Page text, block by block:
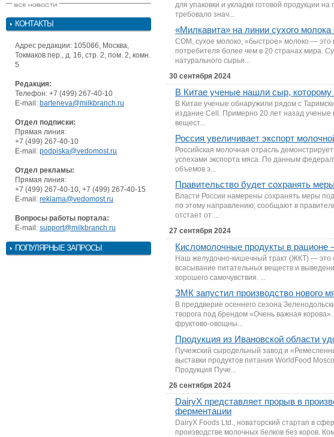
КОНТАКТЫ
Адрес редакции: 105066, Москва,
Токмаков пер., д. 16, стр. 2, пом. 2, комн.
5
Редакция:
Телефон: +7 (499) 267-40-10
E-mail: barteneva@milkbranch.ru
Отдел подписки:
Прямая линия:
+7 (499) 267-40-10
E-mail: podpiska@vedomost.ru
Отдел рекламы:
Прямая линия:
+7 (499) 267-40-10, +7 (499) 267-40-15
E-mail: reklama@vedomost.ru
Вопросы работы портала:
E-mail: support@milkbranch.ru
ПОПУЛЯРНЫЕ ЗАПРОСЫ
для упаковки и укладки готовой продукции
требовало знач...
«Милкавита» на линии сухого
СОМ, сухое молоко, «быстрое» молоко — это
потребителя более чем в 20 странах мира.
натурального сырья...
30 сентября 2024
В Китае ученые нашли сыр, которому
В Китае ученые обнаружили рядом с
издание Cell. Примерно 20 лет назад ученые
вещест...
Россия увеличивает экспорт
Российская молочная отрасль
успехами экспорта мяса. По данным
объемов э...
Правительство будет сохранять
Власти России намерены сохранять меры
по этому направлению, сообщают в
отстает от ...
27 сентября 2024
Кисломолочные продукты в
Наш желудочно-кишечный тракт (ЖКТ) —
всасывание питательных веществ и
хорошего самочувствия. ...
ЗМК запустил производство нового
В преддверие осеннего сезона
творога под брендом «Очень важная
фруктово-овощны...
Продукция из Ивановской области
Пучежский сыродельный завод и
выставки продуктов питания WorldFood
Продукция Пуче...
26 сентября 2024
DairyX представляет прорыв в
ферментации
DairyX Foods Ltd., новаторский стартап в
производстве молочных белков без коров.